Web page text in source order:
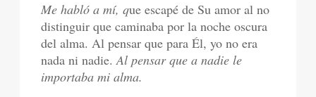
Me habló a mí, que escapé de Su amor al no
distinguir que caminaba por la noche oscura
del alma. Al pensar que para Él, yo no era
nada ni nadie.Al pensar que a nadie le
importaba mi alma.